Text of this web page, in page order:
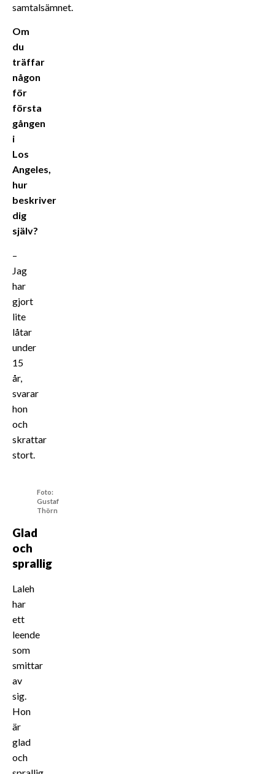
samtalsämnet.
Om
du
träffar
någon
för
första
gången
i
Los
Angeles,
hur
beskriver
dig
själv?
–
Jag
har
gjort
lite
låtar
under
15
år,
svarar
hon
och
skrattar
stort.
Foto:
Gustaf
Thörn
Glad
och
sprallig
Laleh
har
ett
leende
som
smittar
av
sig.
Hon
är
glad
och